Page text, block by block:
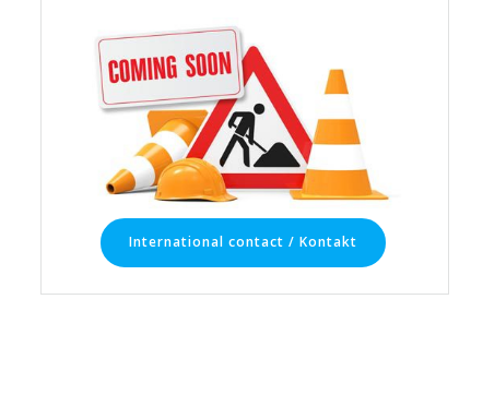
International contact / Kontakt